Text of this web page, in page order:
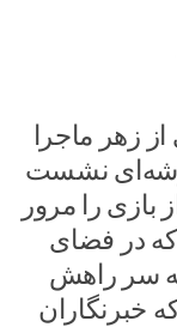
زهر ماجرا
نشست
را مرور
در فضای
سر راهش
خبرنگاران